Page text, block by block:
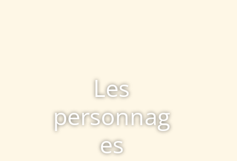
Les
personnag
es